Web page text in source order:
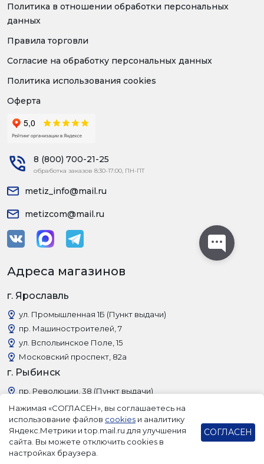
Политика в отношении обработки персональных
данных
Правила торговли
Согласие на обработку персональных данных
Политика использования cookies
Оферта
8 (800) 700-21-25
обработка заказов 8:30-17:00, ПН-ПТ
metiz_info@mail.ru
metizcom@mail.ru
Адреса магазинов
г. Ярославль
ул. Промышленная 1Б (Пункт выдачи)
пр. Машиностроителей, 7
ул. Вспольинское Поле, 15
Московский проспект, 82а
г. Рыбинск
пр. Революции, 38 (Пункт выдачи)
Нажимая «СОГЛАСЕН», вы соглашаетесь на
использование файлов cookies и аналитику
Яндекс.Метрики и top.mail.ru для улучшения
сайта. Вы можете отключить cookies в
настройках браузера.
СОГЛАСЕН